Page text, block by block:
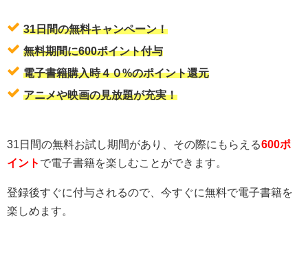
31日間の無料キャンペーン！
無料期間に600ポイント付与
電子書籍購入時４０%のポイント還元
アニメや映画の見放題が充実！
31日間の無料お試し期間があり、その際にもらえる600ポ
イント で電子書籍を楽しむことができます。
登録後すぐに付与されるので、今すぐに無料で電子書籍を
楽しめます。